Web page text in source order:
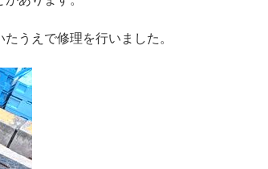
うえで修理を行いました。